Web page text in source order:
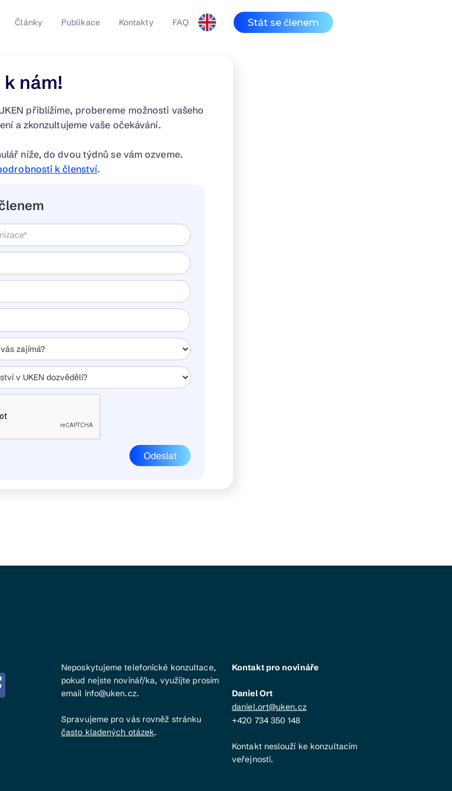
Články Publikace Kontakty FAQ Stát se členem
nám!
přiblížíme, probereme možnosti vašeho
a zkonzultujeme vaše očekávání.
níže, do dvou týdnů se vám ozveme.
k členství.
Neposkytujeme telefonické konzultace,
pokud nejste novinář/ka, využijte prosím
email info@uken.cz.
Spravujeme pro vás rovněž stránku
často kladených otázek.
Kontakt pro novináře
Daniel Ort
daniel.ort@uken.cz
+420 734 350 148
Kontakt neslouží ke konzultacím
veřejnosti.